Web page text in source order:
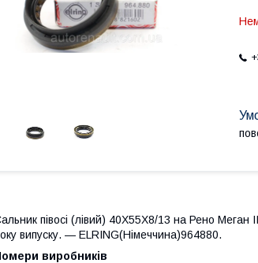
півосі (лівий) 40X55X8/13 на Рено
випуску. — ELRING(Німеччина)964880.
виробників